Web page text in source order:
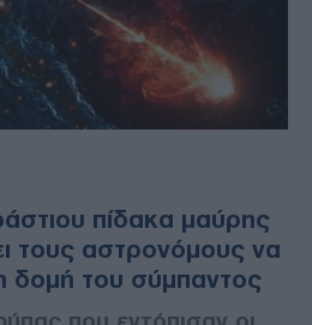
πίδακα μαύρης
τους αστρονόμους να
δομή του σύμπαντος